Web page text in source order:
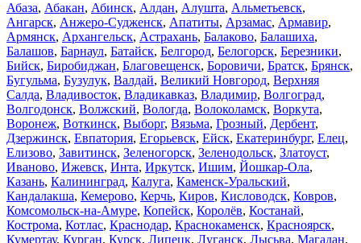
Абаза, Абакан, Абинск, Алдан, Алушта, Альметьевск,
Ангарск, Анжеро-Судженск, Апатиты, Арзамас, Армавир,
Армянск, Архангельск, Астрахань, Балаково, Балашиха,
Балашов, Барнаул, Батайск, Белгород, Белогорск, Березники,
Бийск, Биробиджан, Благовещенск, Боровичи, Братск, Брянск,
Бугульма, Бузулук, Валдай, Великий Новгород, Верхняя
Салда, Владивосток, Владикавказ, Владимир, Волгоград,
Волгодонск, Волжский, Вологда, Волоколамск, Воркута,
Воронеж, Воткинск, Выборг, Вязьма, Грозный, Дербент,
Дзержинск, Евпатория, Егорьевск, Ейск, Екатеринбург, Елец,
Елизово, Завитинск, Зеленогорск, Зеленодольск, Златоуст,
Иваново, Ижевск, Инта, Иркутск, Ишим, Йошкар-Ола,
Казань, Калининград, Калуга, Каменск-Уральский,
Кандалакша, Кемерово, Керчь, Киров, Кисловодск, Ковров,
Комсомольск-на-Амуре, Копейск, Королёв, Костанай,
Кострома, Котлас, Краснодар, Краснокаменск, Красноярск,
Кумертау, Курган, Курск, Липецк, Луганск, Лысьва, Магадан,